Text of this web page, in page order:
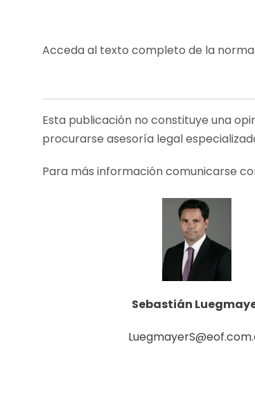
Acceda al texto completo de la norma
Esta publicación no constituye una
procurarse asesoría legal
Para más información comunicarse
Sebastián